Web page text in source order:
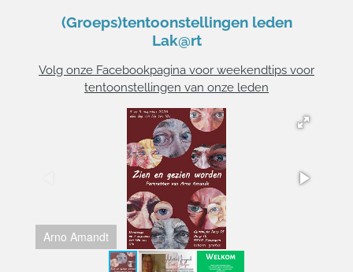
(Groeps)tentoonstellingen leden
Lak@rt
Volg onze Facebookpagina voor weekendtips voor
tentoonstellingen van onze leden
Arno Amandt